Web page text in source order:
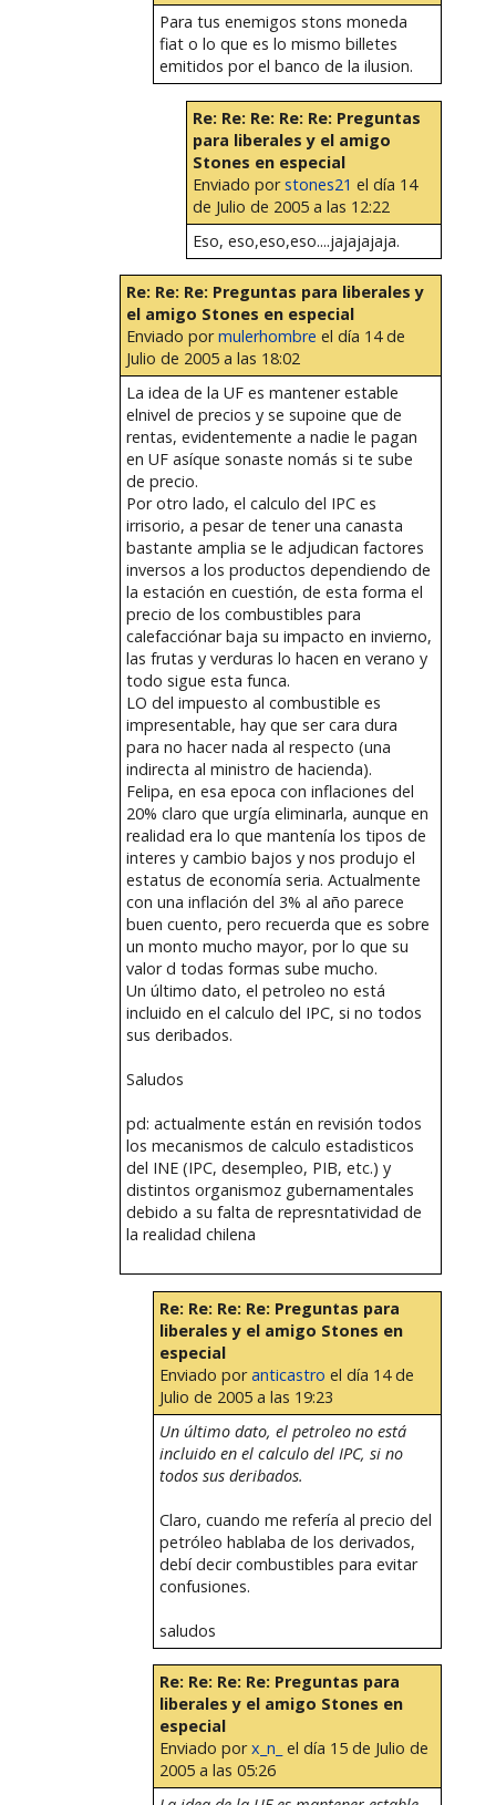
Para tus enemigos stons moneda
fiat o lo que es lo mismo billetes
emitidos por el banco de la ilusion.
Re: Re: Re: Re: Re: Preguntas
para liberales y el amigo
Stones en especial
Enviado porstones21 el día 14
de Julio de 2005 a las 12:22
Eso, eso,eso,eso....jajajajaja.
Re: Re: Re: Preguntas para liberales y
el amigo Stones en especial
Enviado pormulerhombre el día 14 de
Julio de 2005 a las 18:02
La idea de la UF es mantener estable
elnivel de precios y se supoine que de
rentas, evidentemente a nadie le pagan
en UF asíque sonaste nomás si te sube
de precio.
Por otro lado, el calculo del IPC es
irrisorio, a pesar de tener una canasta
bastante amplia se le adjudican factores
inversos a los productos dependiendo de
la estación en cuestión, de esta forma el
precio de los combustibles para
calefacciónar baja su impacto en invierno,
las frutas y verduras lo hacen en verano y
todo sigue esta funca.
LO del impuesto al combustible es
impresentable, hay que ser cara dura
para no hacer nada al respecto (una
indirecta al ministro de hacienda).
Felipa, en esa epoca con inflaciones del
20% claro que urgía eliminarla, aunque en
realidad era lo que mantenía los tipos de
interes y cambio bajos y nos produjo el
estatus de economía seria. Actualmente
con una inflación del 3% al año parece
buen cuento, pero recuerda que es sobre
un monto mucho mayor, por lo que su
valor d todas formas sube mucho.
Un último dato, el petroleo no está
incluido en el calculo del IPC, si no todos
sus deribados.
Saludos
pd: actualmente están en revisión todos
los mecanismos de calculo estadisticos
del INE (IPC, desempleo, PIB, etc.) y
distintos organismoz gubernamentales
debido a su falta de represntatividad de
la realidad chilena
Re: Re: Re: Re: Preguntas para
liberales y el amigo Stones en
especial
Enviado poranticastro el día 14 de
Julio de 2005 a las 19:23
Un último dato, el petroleo no está
incluido en el calculo del IPC, si no
todos sus deribados.
Claro, cuando me refería al precio del
petróleo hablaba de los derivados,
debí decir combustibles para evitar
confusiones.
saludos
Re: Re: Re: Re: Preguntas para
liberales y el amigo Stones en
especial
Enviado porx_n_ el día 15 de Julio de
2005 a las 05:26